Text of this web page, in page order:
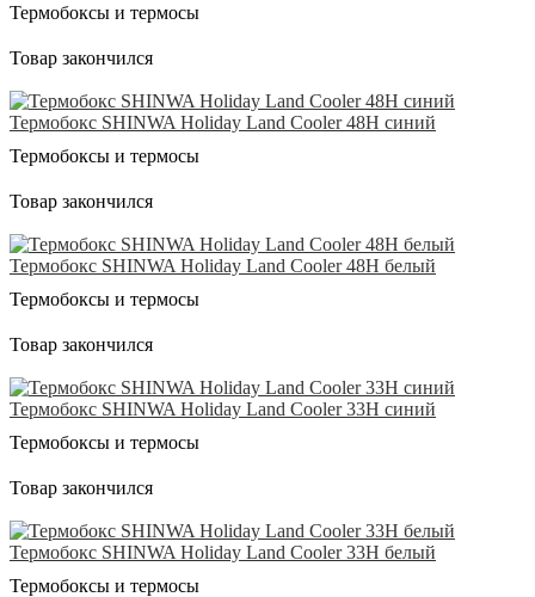
Термобоксы и термосы
Товар закончился
Термобокс SHINWA Holiday Land Cooler 48H синий
Термобоксы и термосы
Товар закончился
Термобокс SHINWA Holiday Land Cooler 48H белый
Термобоксы и термосы
Товар закончился
Термобокс SHINWA Holiday Land Cooler 33H синий
Термобоксы и термосы
Товар закончился
Термобокс SHINWA Holiday Land Cooler 33H белый
Термобоксы и термосы